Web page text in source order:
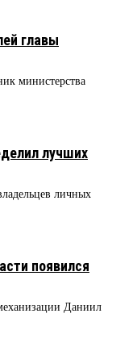
главы
министерства
лучших
личных
появился
Даниил